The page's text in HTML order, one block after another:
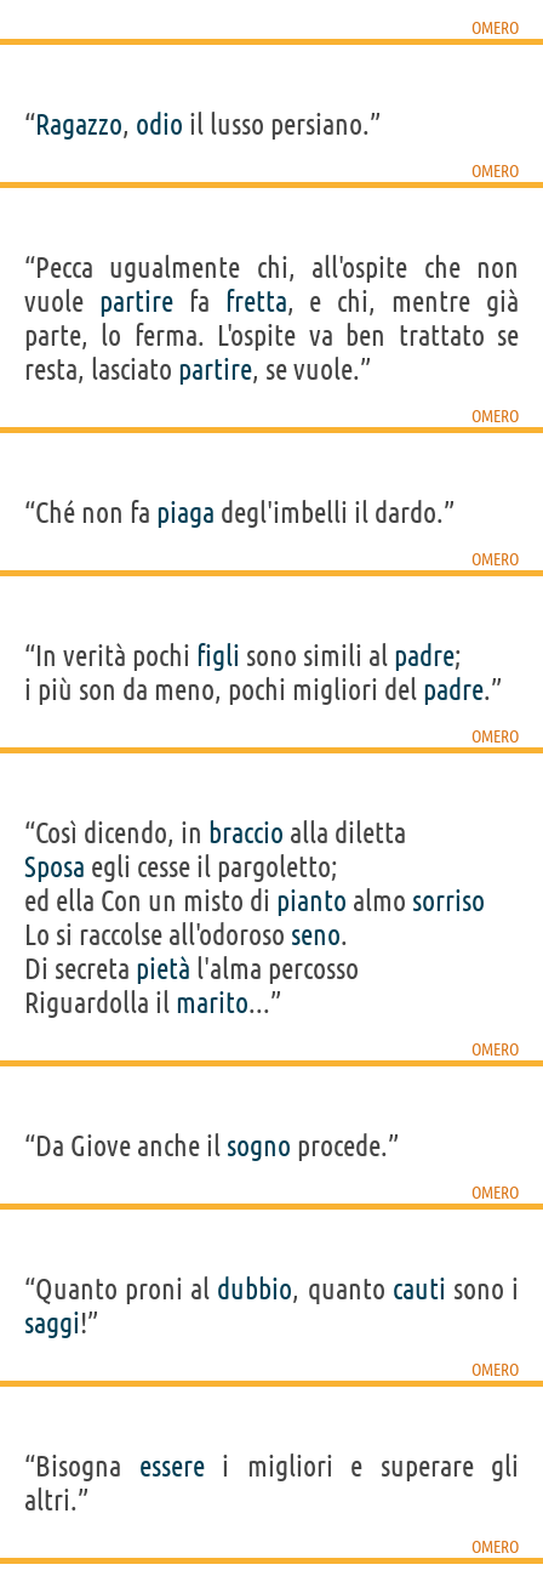
OMERO
“Ragazzo, odio il lusso persiano.”
OMERO
“Pecca ugualmente chi, all'ospite che non
vuole partirefa fretta, e chi, mentre già
parte, lo ferma. L'ospite va ben trattato se
resta, lasciato partire, se vuole.”
OMERO
“Ché non fa piaga degl'imbelli il dardo.”
OMERO
“In verità pochi figli sono simili al padre;
i più son da meno, pochi migliori del padre.”
OMERO
“Così dicendo, in braccio alla diletta
Sposa egli cesse il pargoletto;
ed ella Con un misto di pianto almo sorriso
Lo si raccolse all'odoroso seno.
Di secreta pietà l'alma percosso
Riguardolla il marito...”
OMERO
“Da Giove anche il sogno procede.”
OMERO
“Quanto proni al dubbio, quanto cauti sono i
saggi!”
OMERO
“Bisogna esserei migliori e superare gli
altri.”
OMERO